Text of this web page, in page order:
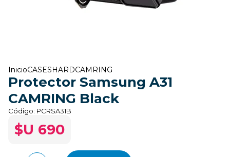
InicioCASES HARDCAMRING
Protector Samsung A31
CAMRING Black
Código: PCRSA31B
$U 690